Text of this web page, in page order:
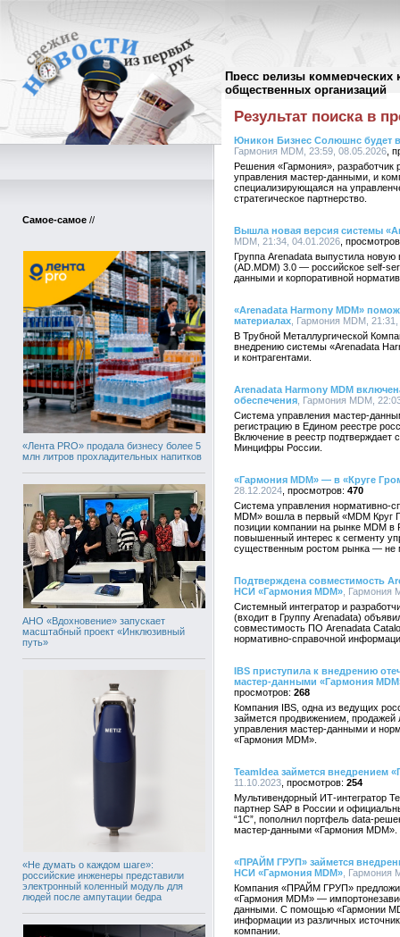
Пресс релизы коммерческих
общественных организаций
Самое-самое //
«Лента PRO» продала бизнесу более 5
млн литров прохладительных напитков
АНО «Вдохновение» запускает
масштабный проект «Инклюзивный
путь»
«Не думать о каждом шаге»:
российские инженеры представили
электронный коленный модуль для
людей после ампутации бедра
Поиск в пресс-релизах//
Результат поиска в
Юникон Бизнес Солюшнс будет
Гармония MDM, 23:59, 08.05.2026
Решения «Гармония», разработчик
управления мастер-данными, и
специализирующаяся на
стратегическое партнерство.
Вышла новая версия системы
MDM, 21:34, 04.01.2026
Группа Arenadata выпустила
(AD.MDM) 3.0 — российское self-
данными и корпоративной
«Arenadata Harmony MDM»
материалах , Гармония MDM,
В Трубной Металлургической
внедрению системы «Arenadata
и контрагентами.
Arenadata Harmony MDM
обеспечения , Гармония MDM,
Система управления мастер-
регистрацию в Едином реестре
Включение в реестр подтверждает
Минцифры России.
«Гармония МDМ» — в «Круге
28.12.2024
470
Система управления нормативно-
MDM» вошла в первый «MDM Круг
позиции компании на рынке MDM
повышенный интерес к сегменту
существенным ростом рынка — не
Подтверждена совместимость
НСИ «Гармония MDM» , Гармония
Системный интегратор и
(входит в Группу Arenadata)
совместимость ПО Arenadata
нормативно-справочной
IBS приступила к внедрению
мастер-данными «Гармония
268
Компания IBS, одна из ведущих
займется продвижением,
управления мастер-данными и
«Гармония MDM».
TeamIdea займется внедрением
11.10.2023
254
Мультивендорный ИТ-интегратор
партнер SAP в России и
“1С”, пополнил портфель data-
мастер-данными «Гармония MDM».
«ПРАЙМ ГРУП» займется
НСИ «Гармония MDM» , Гармония
Компания «ПРАЙМ ГРУП»
«Гармония MDM» —
данными. С помощью «Гармонии
информации из различных
компании.